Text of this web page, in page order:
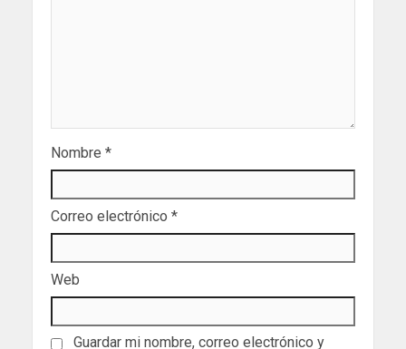
Nombre *
Correo electrónico *
Web
Guardar mi nombre, correo electrónico y